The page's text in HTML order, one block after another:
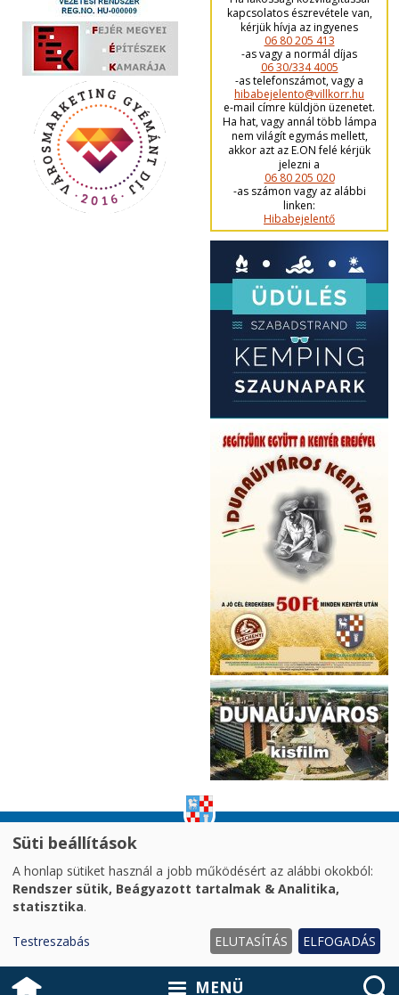
MENÜ
kapcsolatos észrevétele van,
kérjük hívja az ingyenes
06 80 205 413
-as vagy a normál díjas
06 30/334 4005
-as telefonszámot, vagy a
hibabejelento@villkorr.hu
e-mail címre küldjön üzenetet.
Ha hat, vagy annál több lámpa
nem világít egymás mellett,
akkor azt az E.ON felé kérjük
jelezni a
06 80 205 020
-as számon vagy az alábbi
linken:
Hibabejelentő
akadálymentesítési nyilatkozat|oldaltérkép|
süti kezelés
2026. © Dunaújváros MJV Önkormányzata
Süti beállítások
A honlap sütiket használ a jobb működésért az alábbi okokból:
Rendszer sütik, Beágyazott tartalmak & Analitika,
statisztika.
Testreszabás ELUTASÍTÁS ELFOGADÁS